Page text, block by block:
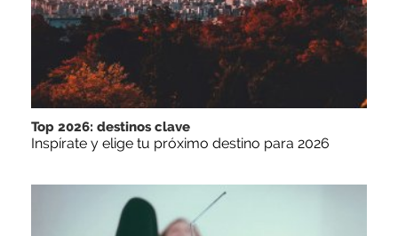
Top 2026: destinos clave
Inspírate y elige tu próximo destino para 2026